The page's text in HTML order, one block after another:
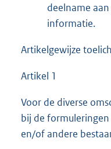
deelname
informatie.
Artikelgewijze
Artikel 1
Voor de diverse
bij de
en/of andere